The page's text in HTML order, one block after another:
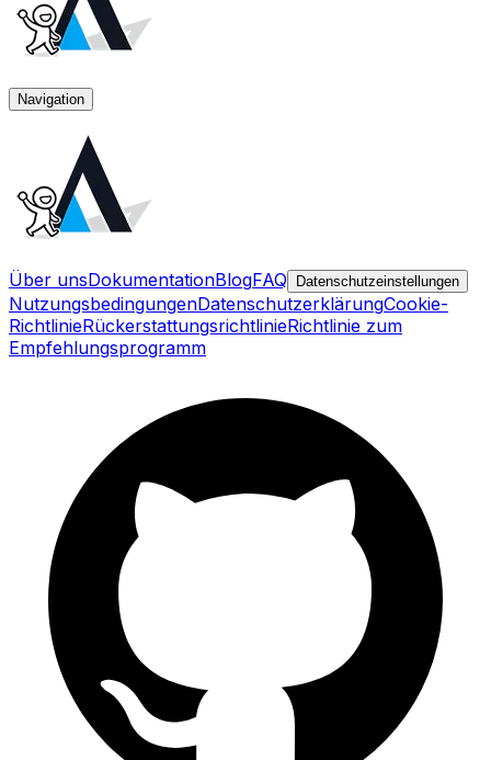
Navigation
Über unsDokumentationBlogFAQ Datenschutzeinstellungen
NutzungsbedingungenDatenschutzerklärungCookie-
RichtlinieRückerstattungsrichtlinieRichtlinie zum
Empfehlungsprogramm